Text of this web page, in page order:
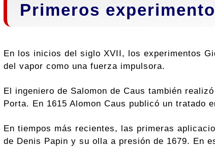
Primeros
En los inicios del siglo XVII, los experimentos
del vapor como una fuerza impulsora.
El ingeniero de Salomon de Caus también
Porta. En 1615 Alomon Caus publicó un tratado
En tiempos más recientes, las primeras
de Denis Papin y su olla a presión de 1679. En